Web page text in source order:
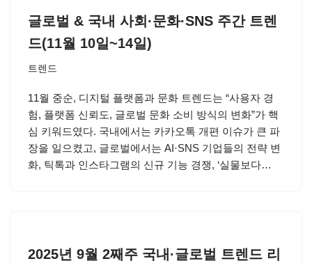
글로벌 & 국내 사회·문화·SNS 주간 트렌
드(11월 10일~14일)
트렌드
11월 중순, 디지털 플랫폼과 문화 트렌드는 “사용자 경
험, 플랫폼 신뢰도, 글로벌 문화 소비 방식의 변화”가 핵
심 키워드였다. 국내에서는 카카오톡 개편 이슈가 큰 파
장을 일으켰고, 글로벌에서는 AI·SNS 기업들의 전략 변
화, 틱톡과 인스타그램의 신규 기능 경쟁, ‘실물보다…
2025년 9월 2째주 국내·글로벌 트렌드 리